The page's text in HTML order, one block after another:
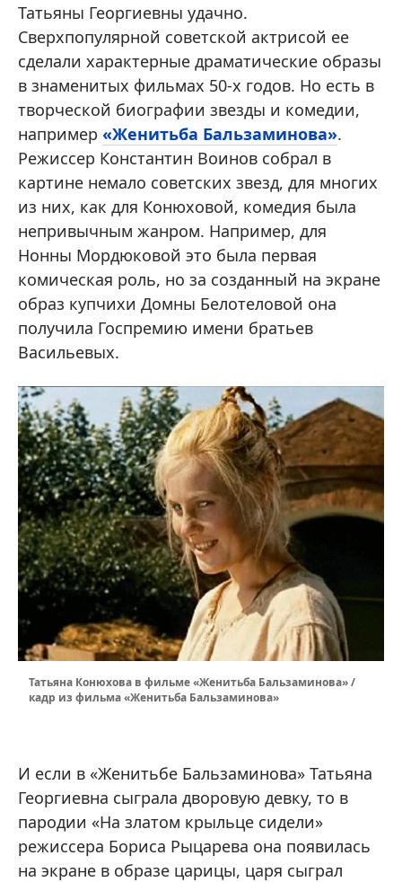
Татьяны Георгиевны удачно.
Сверхпопулярной советской актрисой ее
сделали характерные драматические образы
в знаменитых фильмах 50-х годов. Но есть в
творческой биографии звезды и комедии,
например «Женитьба Бальзаминова».
Режиссер Константин Воинов собрал в
картине немало советских звезд, для многих
из них, как для Конюховой, комедия была
непривычным жанром. Например, для
Нонны Мордюковой это была первая
комическая роль, но за созданный на экране
образ купчихи Домны Белотеловой она
получила Госпремию имени братьев
Васильевых.
Татьяна Конюхова в фильме «Женитьба Бальзаминова» /
кадр из фильма «Женитьба Бальзаминова»
И если в «Женитьбе Бальзаминова» Татьяна
Георгиевна сыграла дворовую девку, то в
пародии «На златом крыльце сидели»
режиссера Бориса Рыцарева она появилась
на экране в образе царицы, царя сыграл